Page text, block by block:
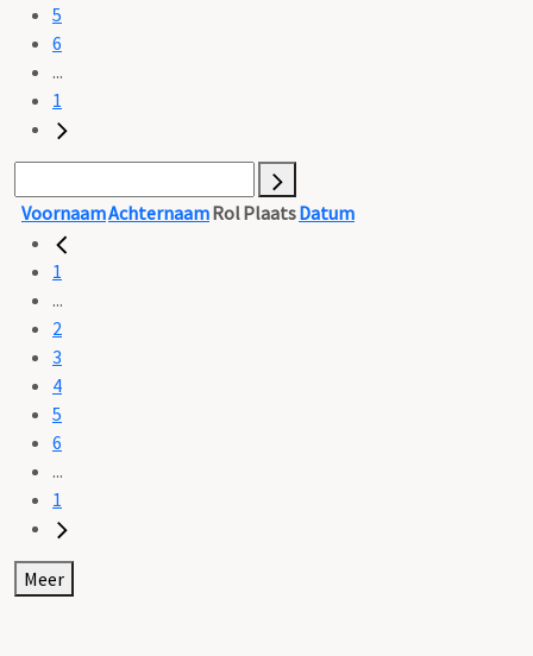
5
6
...
1
VoornaamAchternaamRolPlaatsDatum
1
...
2
3
4
5
6
...
1
Meer